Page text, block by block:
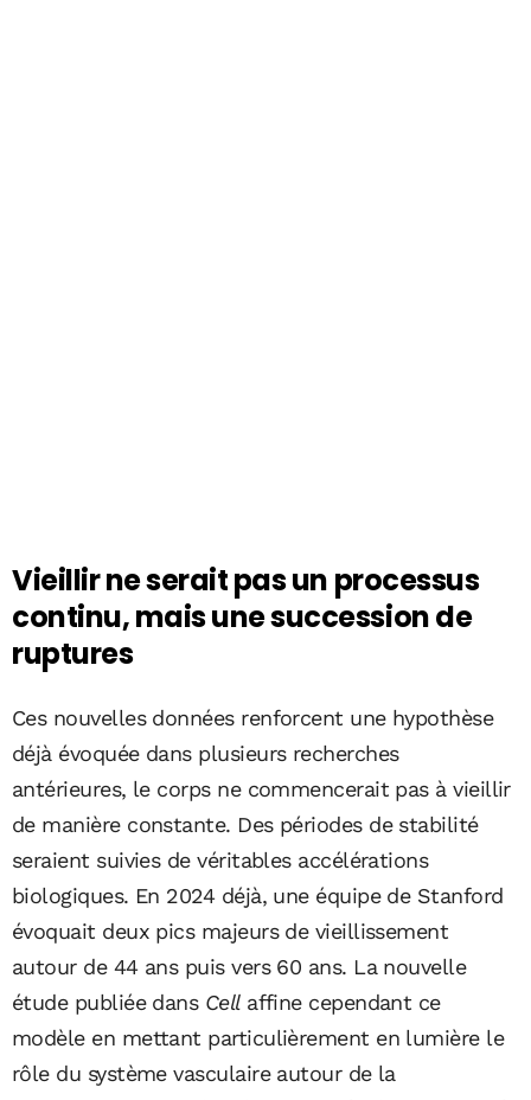
Vieillir ne serait pas un processus
continu, mais une succession de
ruptures
Ces nouvelles données renforcent une hypothèse
déjà évoquée dans plusieurs recherches
antérieures, le corps ne commencerait pas à vieillir
de manière constante. Des périodes de stabilité
seraient suivies de véritables accélérations
biologiques. En 2024 déjà, une équipe de Stanford
évoquait deux pics majeurs de vieillissement
autour de 44 ans puis vers 60 ans. La nouvelle
étude publiée dans Cellaffine cependant ce
modèle en mettant particulièrement en lumière le
rôle du système vasculaire autour de la